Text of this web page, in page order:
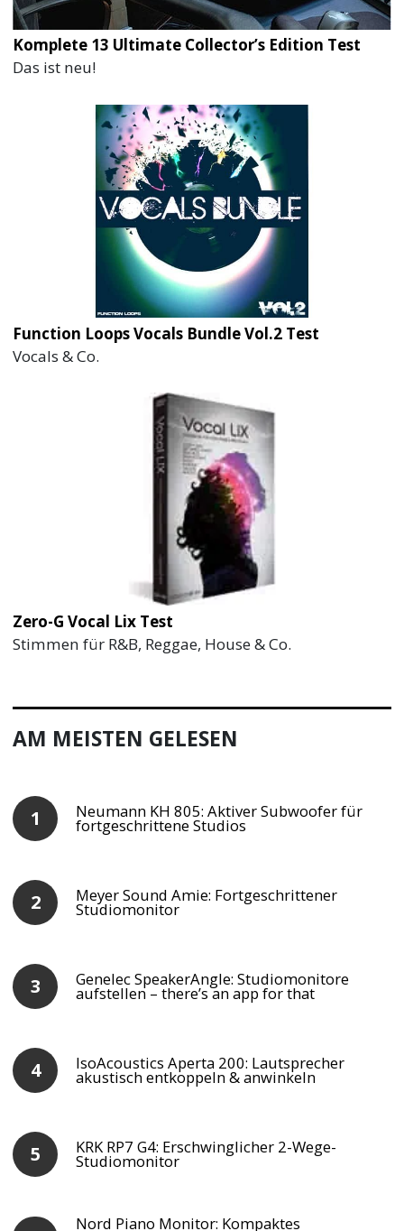
Komplete 13 Ultimate Collector’s Edition Test
Das ist neu!
Function Loops Vocals Bundle Vol.2 Test
Vocals & Co.
Zero-G Vocal Lix Test
Stimmen für R&B, Reggae, House & Co.
AM MEISTEN GELESEN
Neumann KH 805: Aktiver Subwoofer für
fortgeschrittene Studios
Meyer Sound Amie: Fortgeschrittener
Studiomonitor
Genelec SpeakerAngle: Studiomonitore
aufstellen – there’s an app for that
IsoAcoustics Aperta 200: Lautsprecher
akustisch entkoppeln & anwinkeln
KRK RP7 G4: Erschwinglicher 2-Wege-
Studiomonitor
Nord Piano Monitor: Kompaktes